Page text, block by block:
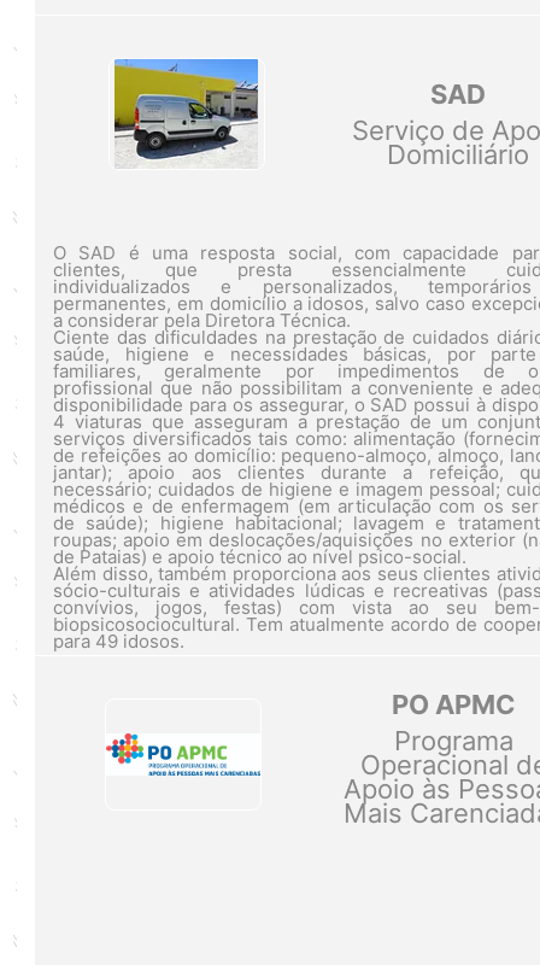
SAD
Serviço de
Domiciliário
O SAD é uma resposta social, com capacidade
clientes, que presta essencialmente
individualizados e personalizados,
permanentes, em domicílio a idosos, salvo caso
a considerar pela Diretora Técnica.
Ciente das dificuldades na prestação de cuidados
saúde, higiene e necessidades básicas, por
familiares, geralmente por impedimentos de
profissional que não possibilitam a conveniente e
disponibilidade para os assegurar, o SAD possui à
4 viaturas que asseguram a prestação de um
serviços diversificados tais como: alimentação
de refeições ao domicílio: pequeno-almoço, almoço,
jantar); apoio aos clientes durante a refeição,
necessário; cuidados de higiene e imagem pessoal;
médicos e de enfermagem (em articulação com os
de saúde); higiene habitacional; lavagem e
roupas; apoio em deslocações/aquisições no exterior
de Pataias) e apoio técnico ao nível psico-social.
Além disso, também proporciona aos seus clientes
sócio-culturais e atividades lúdicas e recreativas
convívios, jogos, festas) com vista ao seu bem-
biopsicosociocultural. Tem atualmente acordo de
para 49 idosos.
PO APMC
Programa
Operacional
Apoio às
Mais